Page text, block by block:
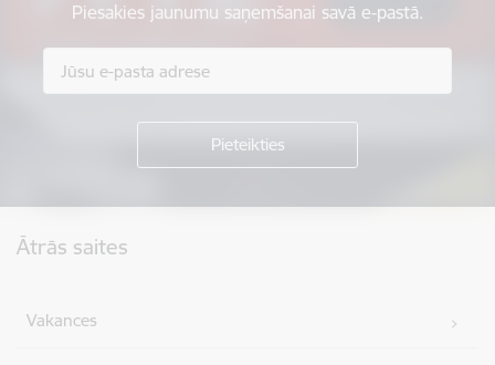
Piesakies jaunumu saņemšanai savā e-pastā.
Ātrās saites
Vakances